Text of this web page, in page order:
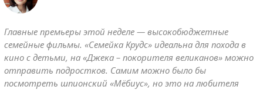
Главные премьеры этой неделе — высокобюджетные
семейные фильмы. «Семейка Крудс» идеальна для похода в
кино с детьми, на «Джека – покорителя великанов» можно
отправить подростков. Самим можно было бы
посмотреть шпионский «Мёбиус», но это на любителя